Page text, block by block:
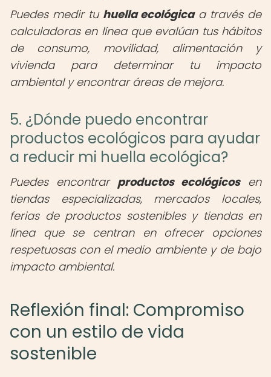
Puedes medir tu huella ecológicaa través de
calculadoras en línea que evalúan tus hábitos
de consumo, movilidad, alimentación y
vivienda para determinar tu impacto
ambiental y encontrar áreas de mejora.
5. ¿Dónde puedo encontrar
productos ecológicos para ayudar
a reducir mi huella ecológica?
Puedes encontrar productos ecológicosen
tiendas especializadas, mercados locales,
ferias de productos sostenibles y tiendas en
línea que se centran en ofrecer opciones
respetuosas con el medio ambiente y de bajo
impacto ambiental.
Reflexión final: Compromiso
con un estilo de vida
sostenible